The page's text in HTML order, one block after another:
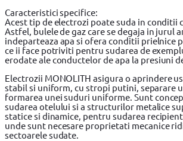
Caracteristici specifice:
Acest tip de electrozi poate suda in conditii
Astfel, bulele de gaz care se degaja in jurul
indeparteaza apa si ofera conditii prielnice
ce ii face potriviti pentru sudarea de
erodate ale conductelor de apa la presiuni
Electrozii MONOLITH asigura o aprindere
stabil si uniform, cu stropi putini, separare
formarea unei suduri uniforme. Sunt
sudarea otelului si a structurilor metalice
statice si dinamice, pentru sudarea
unde sunt necesare proprietati mecanice
sectoarele sudate.